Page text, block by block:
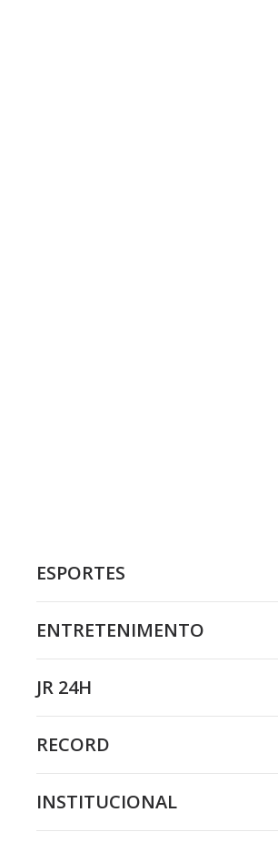
ESPORTES
ENTRETENIMENTO
JR 24H
RECORD
INSTITUCIONAL